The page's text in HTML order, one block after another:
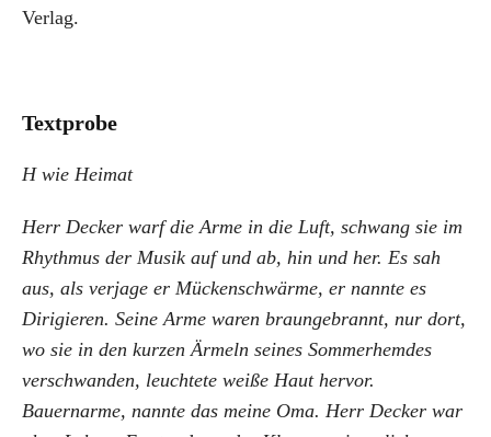
Verlag.
Textprobe
H wie Heimat
Herr Decker warf die Arme in die Luft, schwang sie im
Rhythmus der Musik auf und ab, hin und her. Es sah
aus, als verjage er Mückenschwärme, er nannte es
Dirigieren. Seine Arme waren braungebrannt, nur dort,
wo sie in den kurzen Ärmeln seines Sommerhemdes
verschwanden, leuchtete weiße Haut hervor.
Bauernarme, nannte das meine Oma. Herr Decker war